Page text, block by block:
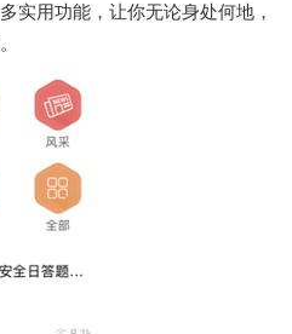
实用功能，让你无论身处何地，